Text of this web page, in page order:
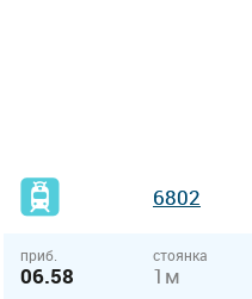
6802
приб.
06.58
стоянка
1м